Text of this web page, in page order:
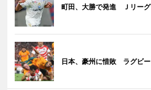
町田、大勝で発進 Ｊリーグ
日本、豪州に惜敗 ラグビー